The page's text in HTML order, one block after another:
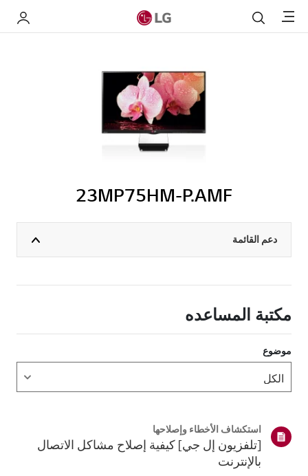
Menu بحث My LG
23MP75HM-P.AMF
دعم القائمة
مكتبة المساعده
موضوع
استكشاف الأخطاء وإصلاحها
[تلفزيون إل جي] كيفية إصلاح مشاكل الاتصال
بالإنترنت